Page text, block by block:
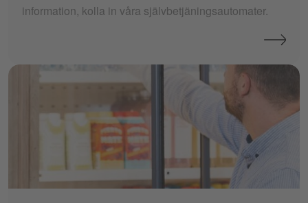
information, kolla in våra självbetjäningsautomater.